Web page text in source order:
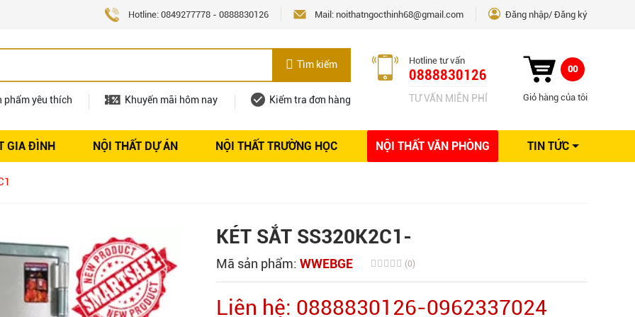
Hotline: 0849277778 - 0888830126 Mail: noithatngocthinh68@gmail.com Đăng nhập Đăng ký
Tìm kiếm
phẩm yêu thích Khuyến mãi hôm nay Kiểm tra đơn hàng
Hotline tư vấn
0888830126
TƯ VẤN MIỄN PHÍ
00
Giỏ hàng của tôi
GIA ĐÌNH NỘI THẤT DỰ ÁN NỘI THẤT TRƯỜNG HỌC NỘI THẤT VĂN PHÒNG TIN TỨC
Giải pháp thiết kế
KÉT SẮT SS320K2C1-
Mã sản phẩm:WWEBGE (0)
Liên hệ: 0888830126-0962337024